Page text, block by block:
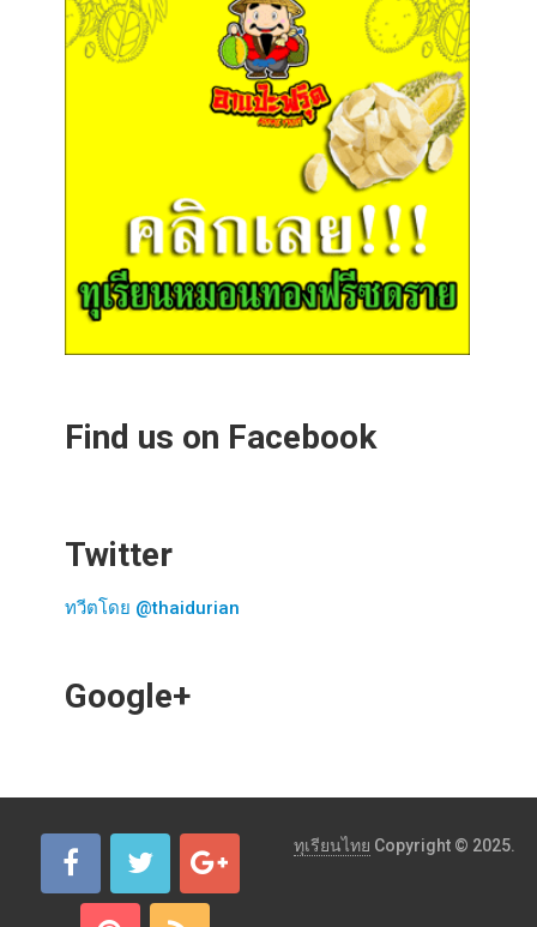
Find us on Facebook
Twitter
ทวีตโดย @thaidurian
Google+
ทุเรียนไทย Copyright © 2025.